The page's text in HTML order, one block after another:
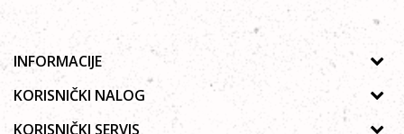
INFORMACIJE
O nama
KORISNIČKI NALOG
Uputstvo za registraciju
KORISNIČKI SERVIS